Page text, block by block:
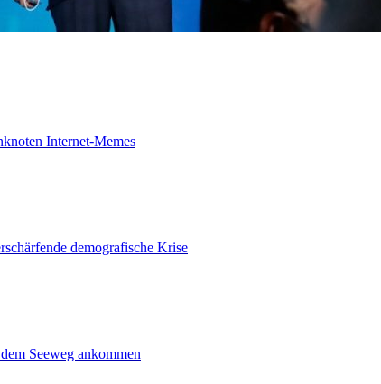
Internet-Memes
demografische Krise
Seeweg ankommen